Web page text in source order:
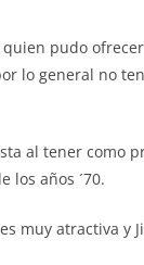
quien pudo
lo general no
al tener como
los años ´70.
muy atractiva y